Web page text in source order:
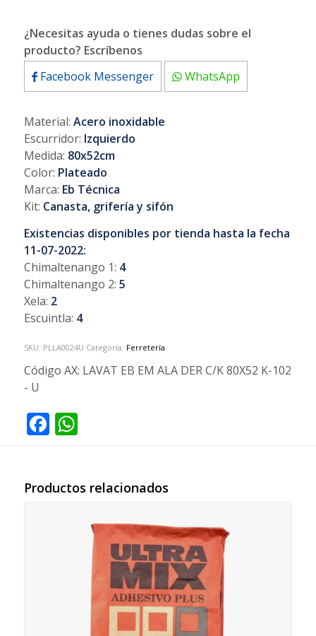
¿Necesitas ayuda o tienes dudas sobre el
producto? Escríbenos
Facebook Messenger
WhatsApp
Material: Acero inoxidable
Escurridor: Izquierdo
Medida: 80x52cm
Color: Plateado
Marca: Eb Técnica
Kit: Canasta, grifería y sifón
Existencias disponibles por tienda hasta la fecha
11-07-2022:
Chimaltenango 1: 4
Chimaltenango 2: 5
Xela: 2
Escuintla: 4
SKU: PLLA0024U Categoría: Ferretería
Código AX: LAVAT EB EM ALA DER C/K 80X52 K-102
- U
Facebook
WhatsApp
Productos relacionados